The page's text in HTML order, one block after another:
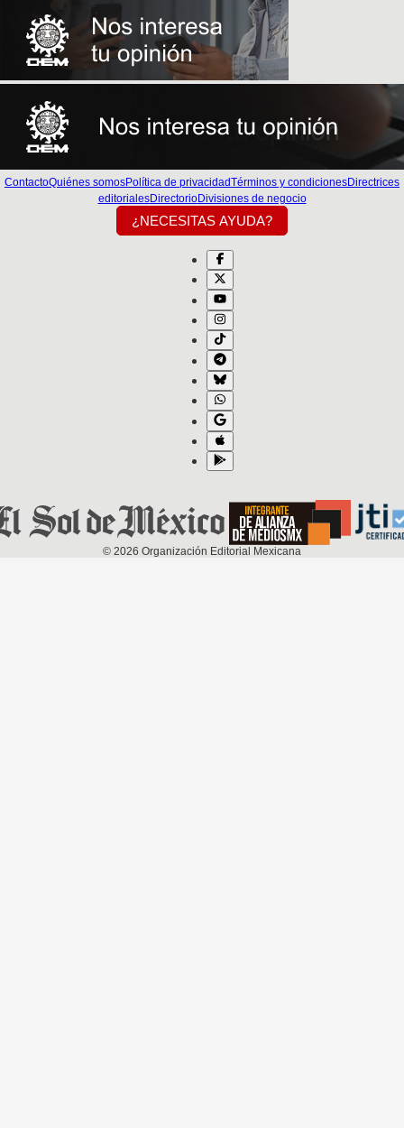
ContactoQuiénes somosPolítica de privacidadTérminos y condicionesDirectrices
editorialesDirectorioDivisiones de negocio
¿NECESITAS AYUDA?
© 2026 Organización Editorial Mexicana